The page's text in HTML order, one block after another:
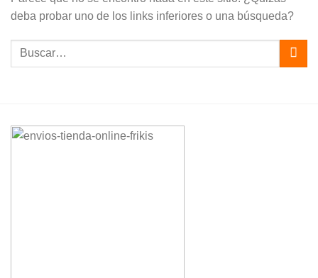
deba probar uno de los links inferiores o una búsqueda?